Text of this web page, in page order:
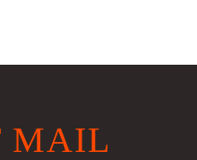
MAIL